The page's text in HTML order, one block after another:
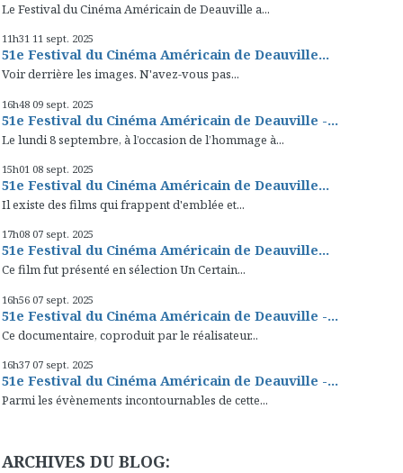
Le Festival du Cinéma Américain de Deauville a...
11h31 11 sept. 2025
51e Festival du Cinéma Américain de Deauville...
Voir derrière les images. N'avez-vous pas...
16h48 09 sept. 2025
51e Festival du Cinéma Américain de Deauville -...
Le lundi 8 septembre, à l’occasion de l’hommage à...
15h01 08 sept. 2025
51e Festival du Cinéma Américain de Deauville...
Il existe des films qui frappent d'emblée et...
17h08 07 sept. 2025
51e Festival du Cinéma Américain de Deauville...
Ce film fut présenté en sélection Un Certain...
16h56 07 sept. 2025
51e Festival du Cinéma Américain de Deauville -...
Ce documentaire, coproduit par le réalisateur...
16h37 07 sept. 2025
51e Festival du Cinéma Américain de Deauville -...
Parmi les évènements incontournables de cette...
ARCHIVES DU BLOG: